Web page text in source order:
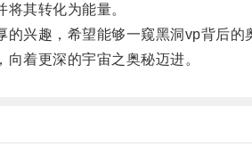
其转化为能量。
兴趣，希望能够一窥黑洞vp背后的
着更深的宇宙之奥秘迈进。